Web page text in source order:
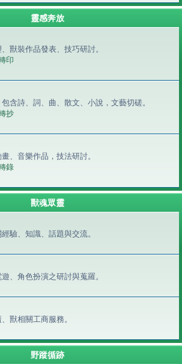
靈感奔放
獸裝作品發表、技巧研討。
印
含詩、詞、曲、散文、小說，文藝切磋。
抄
、音樂作品，技法研討。
錄
獸魂眾靈
驗、知識、話題與交流。
、角色扮演之研討與蒐羅。
獸相關工商服務。
野蹤循跡